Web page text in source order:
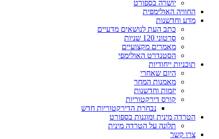
יושרה בספורט
החוויה האולימפית
מדע וחדשנות
כתב העת לנושאים מדעיים
סרטוני 120 שניות
מאמרים מקצועיים
הסטנדרט האולימפי
תוכניות ייחודיות
היום שאחרי
מאמנות המחר
יזמות וחדשנות
קורס דירקטוריות
נבחרת הדירקטוריות חדש
הטרדה מינית ומוגנות בספורט
תלונה על הטרדה מינית
צרו קשר